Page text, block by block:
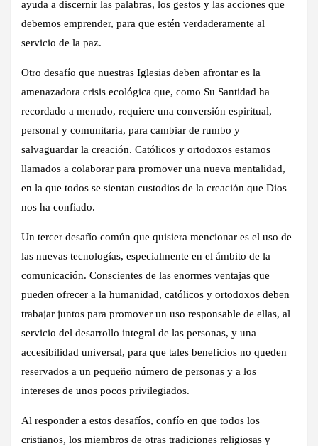
ayuda a discernir las palabras, los gestos y las acciones que
debemos emprender, para que estén verdaderamente al
servicio de la paz.
Otro desafío que nuestras Iglesias deben afrontar es la
amenazadora crisis ecológica que, como Su Santidad ha
recordado a menudo, requiere una conversión espiritual,
personal y comunitaria, para cambiar de rumbo y
salvaguardar la creación. Católicos y ortodoxos estamos
llamados a colaborar para promover una nueva mentalidad,
en la que todos se sientan custodios de la creación que Dios
nos ha confiado.
Un tercer desafío común que quisiera mencionar es el uso de
las nuevas tecnologías, especialmente en el ámbito de la
comunicación. Conscientes de las enormes ventajas que
pueden ofrecer a la humanidad, católicos y ortodoxos deben
trabajar juntos para promover un uso responsable de ellas, al
servicio del desarrollo integral de las personas, y una
accesibilidad universal, para que tales beneficios no queden
reservados a un pequeño número de personas y a los
intereses de unos pocos privilegiados.
Al responder a estos desafíos, confío en que todos los
cristianos, los miembros de otras tradiciones religiosas y